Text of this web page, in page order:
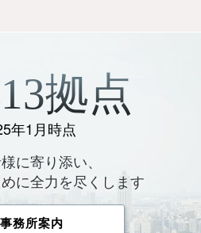
拠点
年1月時点
に寄り添い、
に全力を尽くします
事務所案内